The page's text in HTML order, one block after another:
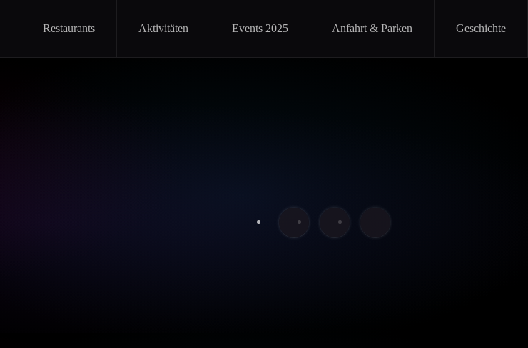
Restaurants Aktivitäten Events 2025 Anfahrt & Parken Geschichte